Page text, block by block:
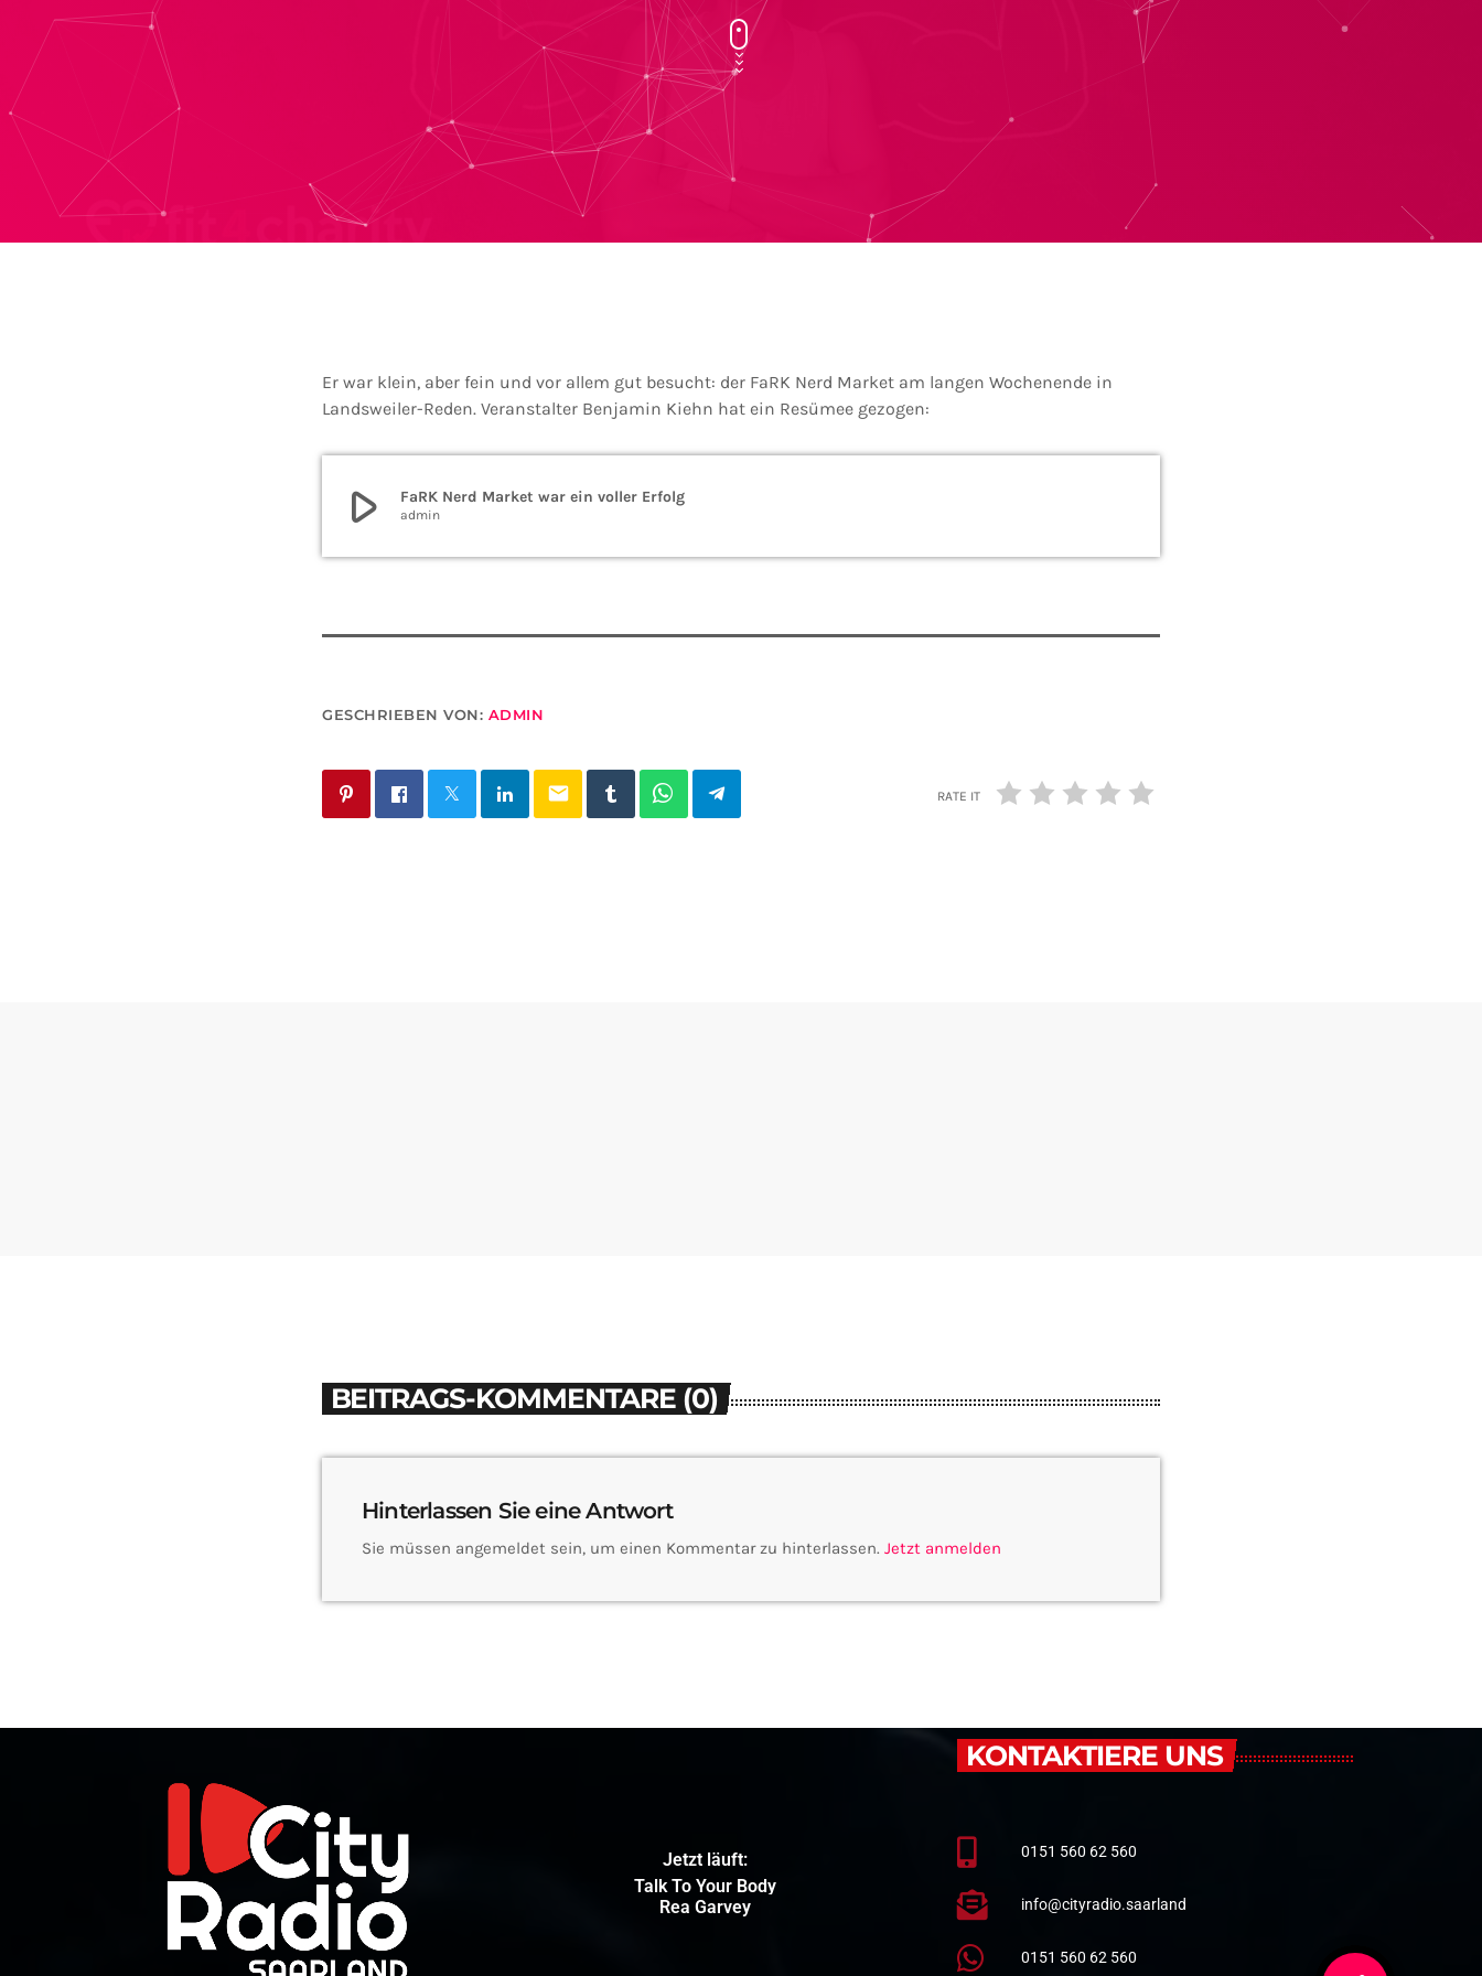
Er war klein, aber fein und vor allem gut besucht: der FaRK Nerd Market am langen Wochenende in
Landsweiler-Reden. Veranstalter Benjamin Kiehn hat ein Resümee gezogen:
play_arrow FaRK Nerd Market war ein voller Erfolg
admin
GESCHRIEBEN VON: ADMIN
email RATE IT
BEITRAGS-KOMMENTARE (0)
Hinterlassen Sie eine Antwort
Sie müssen angemeldet sein, um einen Kommentar zu hinterlassen. Jetzt anmelden
Jetzt läuft:
Talk To Your Body
Rea Garvey
KONTAKTIERE UNS
0151 560 62 560
info@cityradio.saarland
0151 560 62 560